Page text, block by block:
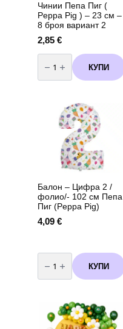
product
page
Чинии Пепа Пиг (
Peppa Pig ) – 23 см –
8 броя вариант 2
2,85 €
количество
за
Чинии
Пепа
2
КУПИ
Балон – Цифра 2 /
фолио/- 102 см Пепа
Пиг (Peppa Pig)
4,09 €
количество
за
Балон
-
фолио/-
102
КУПИ